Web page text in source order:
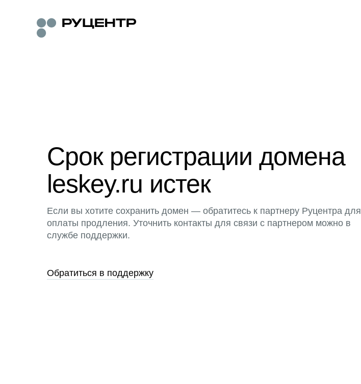
Срок регистрации домена
leskey.ru истек
Если вы хотите сохранить домен — обратитесь к партнеру Руцентра для
оплаты продления. Уточнить контакты для связи с партнером можно в
службе поддержки.
Обратиться в поддержку